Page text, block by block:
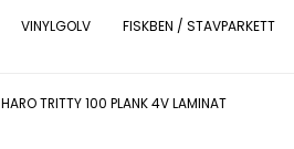
VINYLGOLV FISKBEN / STAVPARKETT
HARO TRITTY 100 PLANK 4V LAMINAT